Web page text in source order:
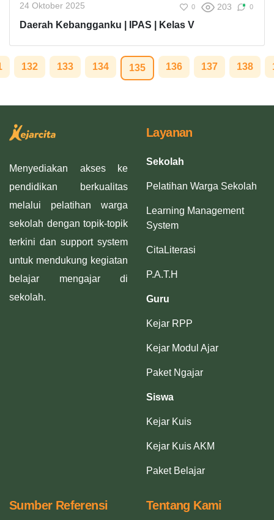
24 Oktober 2025 0 203 0
Daerah Kebangganku | IPAS | Kelas V
132 133 134 135 136 137 138
Menyediakan akses ke
pendidikan berkualitas
melalui pelatihan warga
sekolah dengan topik-topik
terkini dan support system
untuk mendukung kegiatan
belajar mengajar di
sekolah.
Layanan
Sekolah
Pelatihan Warga Sekolah
Learning Management
System
CitaLiterasi
P.A.T.H
Guru
Kejar RPP
Kejar Modul Ajar
Paket Ngajar
Siswa
Kejar Kuis
Kejar Kuis AKM
Paket Belajar
Sumber Referensi Tentang Kami